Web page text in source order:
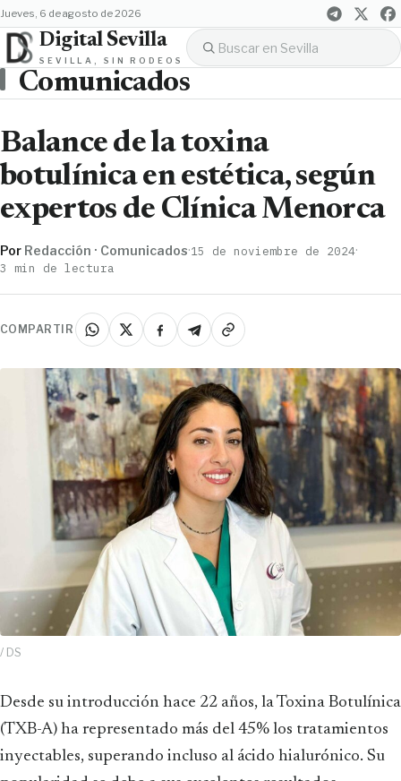
jueves, 6 de agosto de 2026
Digital Sevilla
SEVILLA, SIN RODEOS
Comunicados
Balance de la toxina
botulínica en estética, según
expertos de Clínica Menorca
Por Redacción · Comunicados·15 de noviembre de 2024·
3 min de lectura
COMPARTIR
/ DS
Desde su introducción hace 22 años, la Toxina Botulínica
(TXB-A) ha representado más del 45% los tratamientos
inyectables, superando incluso al ácido hialurónico. Su